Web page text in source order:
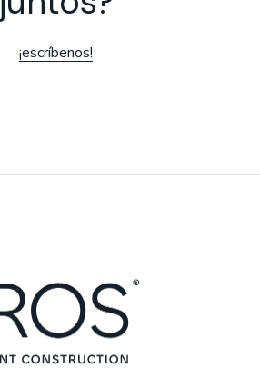
¡escríbenos!